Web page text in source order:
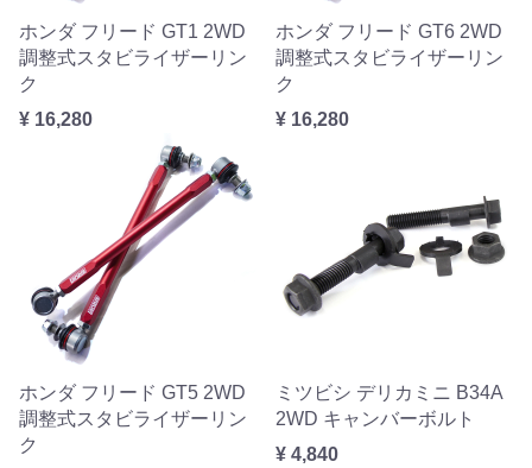
ホンダ フリード GT1 2WD
調整式スタビライザーリン
ク
¥ 16,280
ホンダ フリード GT6 2WD
調整式スタビライザーリン
ク
¥ 16,280
ホンダ フリード GT5 2WD
調整式スタビライザーリン
ク
ミツビシ デリカミニ B34A
2WD キャンバーボルト
¥ 4,840